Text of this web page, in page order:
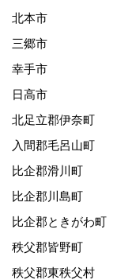
北本市
三郷市
幸手市
日高市
北足立郡伊奈町
入間郡毛呂山町
比企郡滑川町
比企郡川島町
比企郡ときがわ町
秩父郡皆野町
秩父郡東秩父村